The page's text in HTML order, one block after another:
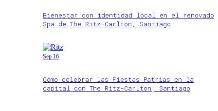
Bienestar con identidad local en el renovado
Spa de The Ritz-Carlton, Santiago
Sep 16
Cómo celebrar las Fiestas Patrias en la
capital con The Ritz-Carlton, Santiago